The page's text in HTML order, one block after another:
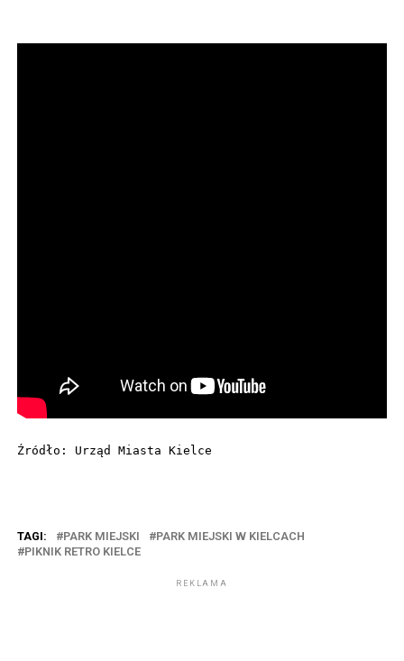
Źródło: Urząd Miasta Kielce
TAGI: PARK MIEJSKI
PARK MIEJSKI W KIELCACH
PIKNIK RETRO KIELCE
REKLAMA